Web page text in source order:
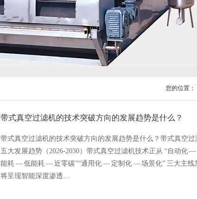
您的位置：
带式真空过滤机的技术突破方向的发展趋势是什么？
带式真空过滤机的技术突破方向的发展趋势是什么？带式真空
五大发展趋势（2026-2030）带式真空过滤机技术正从 “自动化
能耗 — 低能耗 — 近零碳”“通用化 — 定制化 — 场景化” 三大主线
将呈现智能深度渗透…